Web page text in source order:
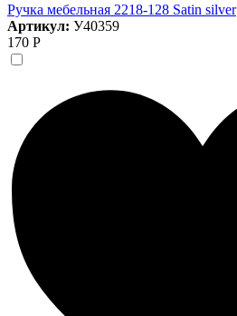
Ручка мебельная 2218-128 Satin silver
Артикул: У40359
170 Р